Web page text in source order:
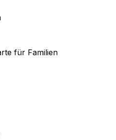
für Familien